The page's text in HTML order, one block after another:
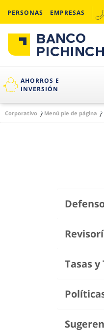
PERSONAS EMPRESAS
AHORROS E
INVERSIÓN
Corporativo Menú pie de página
Tasas